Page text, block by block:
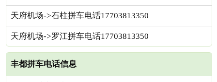
天府机场->石柱拼车电话17703813350
天府机场->罗江拼车电话17703813350
丰都拼车电话信息